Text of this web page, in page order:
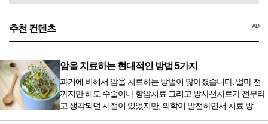
추천 컨텐츠 AD
암을 치료하는 현대적인 방법 5가지
과거에 비해서 암을 치료하는 방법이 많아졌습니다. 얼마 전
까지만 해도 수술이나 항암치료 그리고 방사선치료가 전부라
고 생각되던 시절이 있었지만, 의학이 발전하면서 치료 방법